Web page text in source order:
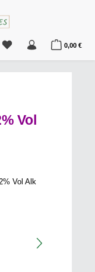
Du hast 0 Produkte
0,00 €
Vol